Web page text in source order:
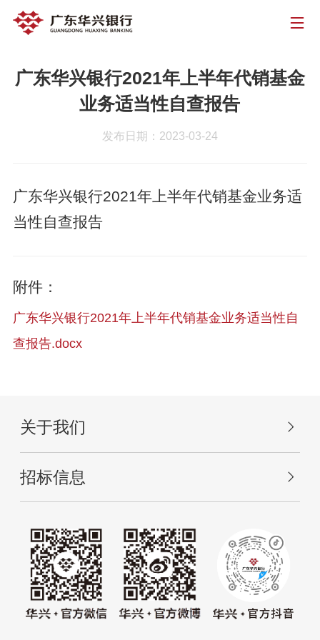
广东华兴银行2021年上半年代销基金
业务适当性自查报告
发布日期：2023-03-24
广东华兴银行2021年上半年代销基金业务适
当性自查报告
附件：
广东华兴银行2021年上半年代销基金业务适当性自
查报告.docx
关于我们
招标信息